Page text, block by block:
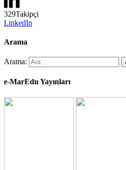
329Takipçi
LinkedIn
Arama
Arama:
e-MarEdu Yayınları